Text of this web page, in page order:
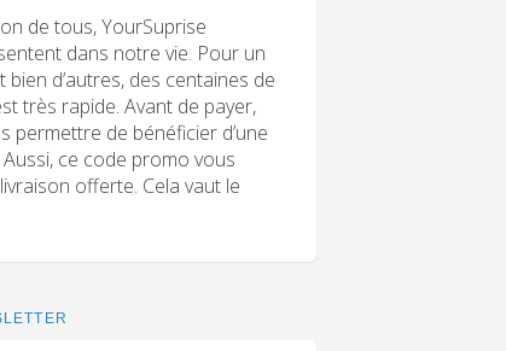
de tous, YourSuprise
dans notre vie. Pour un
d’autres, des centaines de
très rapide. Avant de payer,
permettre de bénéficier d’une
ce code promo vous
offerte. Cela vaut le